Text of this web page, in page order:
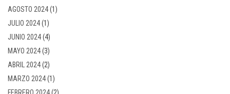
AGOSTO 2024(1)
JULIO 2024(1)
JUNIO 2024(4)
MAYO 2024(3)
ABRIL 2024(2)
MARZO 2024(1)